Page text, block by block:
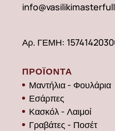
Αρ. ΓΕΜΗ:
ΠΡΟΪΟΝΤΑ
Μαντήλια - Φουλάρια
Εσάρπες
Κασκόλ - Λαιμοί
Γραβάτες - Ποσέτ